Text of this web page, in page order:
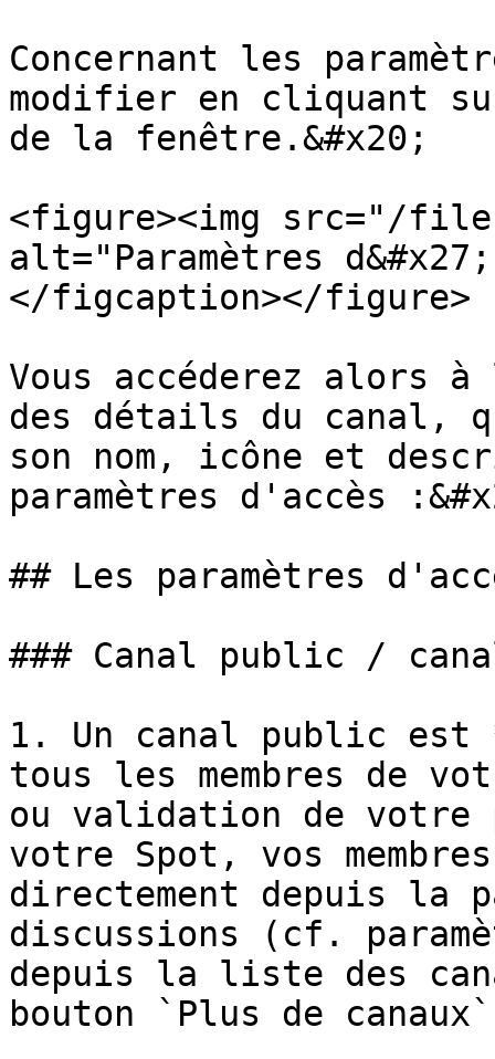
Concernant les
modifier en cliquant
de la fenêtre.&#x20;
<figure><img src="/files/
alt="Paramètres
</figcaption></figure>
Vous accéderez alors
des détails du canal,
son nom, icône et
paramètres d'accès
## Les paramètres
### Canal public /
1. Un canal public
tous les membres de
ou validation de
votre Spot, vos
directement depuis la
discussions (cf.
depuis la liste des
bouton `Plus de